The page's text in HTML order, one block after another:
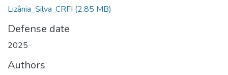
Lizânia_Silva_CRFI (2.85 MB)
Defense date
2025
Authors